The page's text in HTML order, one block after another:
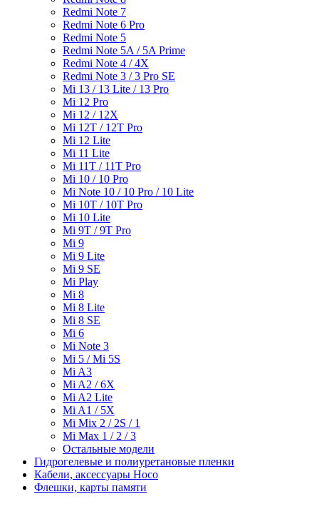
Redmi Note 7
Redmi Note 6 Pro
Redmi Note 5
Redmi Note 5A / 5A Prime
Redmi Note 4 / 4X
Redmi Note 3 / 3 Pro SE
Mi 13 / 13 Lite / 13 Pro
Mi 12 Pro
Mi 12 / 12X
Mi 12T / 12T Pro
Mi 12 Lite
Mi 11 Lite
Mi 11T / 11T Pro
Mi 10 / 10 Pro
Mi Note 10 / 10 Pro / 10 Lite
Mi 10T / 10T Pro
Mi 10 Lite
Mi 9T / 9T Pro
Mi 9
Mi 9 Lite
Mi 9 SE
Mi Play
Mi 8
Mi 8 Lite
Mi 8 SE
Mi 6
Mi Note 3
Mi 5 / Mi 5S
Mi A3
Mi A2 / 6X
Mi A2 Lite
Mi A1 / 5X
Mi Mix 2 / 2S / 1
Mi Max 1 / 2 / 3
Остальные модели
Гидрогелевые и полиуретановые пленки
Кабели, аксессуары Hoco
Флешки, карты памяти